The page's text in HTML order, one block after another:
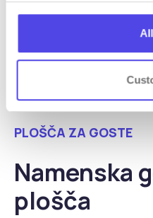
Obrazec na voljo
PLOŠČA ZA GOSTE
Namenska
plošča